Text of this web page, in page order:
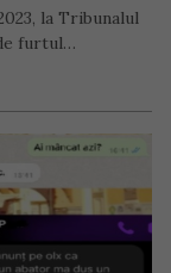
la Tribunalul
furtul…